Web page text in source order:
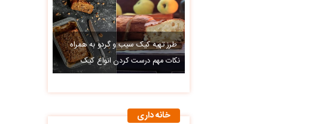
طرز تهیه کیک سیب و گردو به همراه
نکات مهم درست کردن انواع کیک
خانه داری